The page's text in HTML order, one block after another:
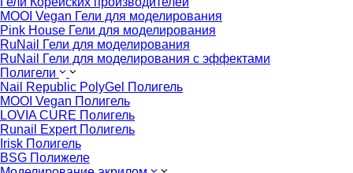
MOOI Vegan Гели для моделирования
Pink House Гели для моделирования
RuNail Гели для моделирования
RuNail Гели для моделирования с эффектами
Полигели
Nail Republic PolyGel Полигель
MOOI Vegan Полигель
LOVIA CURE Полигель
Runail Expert Полигель
Irisk Полигель
BSG Полижеле